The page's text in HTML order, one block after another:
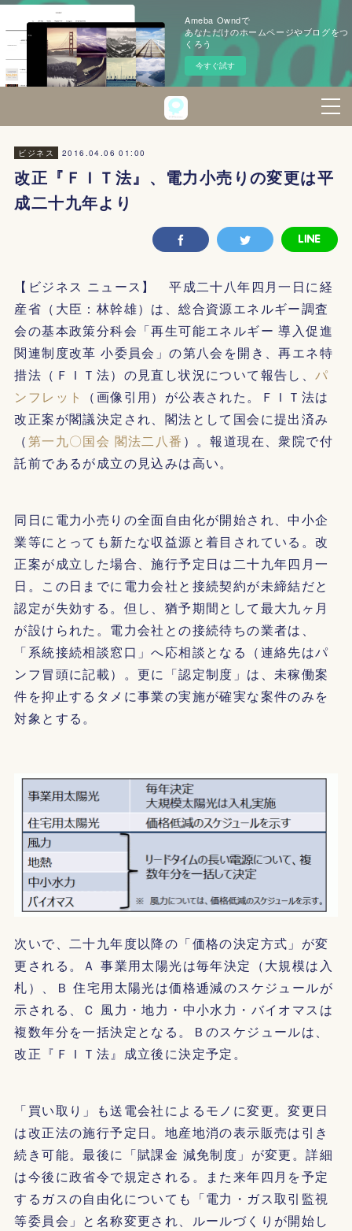
Ameba Owndで
あなただけのホームページやブログをつ
くろう
今すぐ試す
ビジネス 2016.04.06 01:00
改正『ＦＩＴ法』、電力小売りの変更は平
成二十九年より
【ビジネス ニュース】 平成二十八年四月一日に経
産省（大臣：林幹雄）は、総合資源エネルギー調査
会の基本政策分科会「再生可能エネルギー 導入促進
関連制度改革 小委員会」の第八会を開き、再エネ特
措法（ＦＩＴ法）の見直し状況について報告し、パ
ンフレット
（画像引用）が公表された。ＦＩＴ法は
改正案が閣議決定され、閣法として国会に提出済み
（第一九〇国会 閣法二八番 ）。報道現在、衆院で付
託前であるが成立の見込みは高い。
同日に電力小売りの全面自由化が開始され、中小企
業等にとっても新たな収益源と着目されている。改
正案が成立した場合、施行予定日は二十九年四月一
日。この日までに電力会社と接続契約が未締結だと
認定が失効する。但し、猶予期間として最大九ヶ月
が設けられた。電力会社との接続待ちの業者は、
「系統接続相談窓口」へ応相談となる（連絡先はパ
ンフ冒頭に記載）。更に「認定制度」は、未稼働案
件を抑止するタメに事業の実施が確実な案件のみを
対象とする。
次いで、二十九年度以降の「価格の決定方式」が変
更される。Ａ 事業用太陽光は毎年決定（大規模は入
札）、Ｂ 住宅用太陽光は価格逓減のスケジュールが
示される、Ｃ 風力・地力・中小水力・バイオマスは
複数年分を一括決定となる。Ｂのスケジュールは、
改正『ＦＩＴ法』成立後に決定予定。
「買い取り」も送電会社によるモノに変更。変更日
は改正法の施行予定日。地産地消の表示販売は引き
続き可能。最後に「賦課金 減免制度」が変更。詳細
は今後に政省令で規定される。また来年四月を予定
するガスの自由化についても「電力・ガス取引監視
等委員会」と名称変更され、ルールづくりが開始し